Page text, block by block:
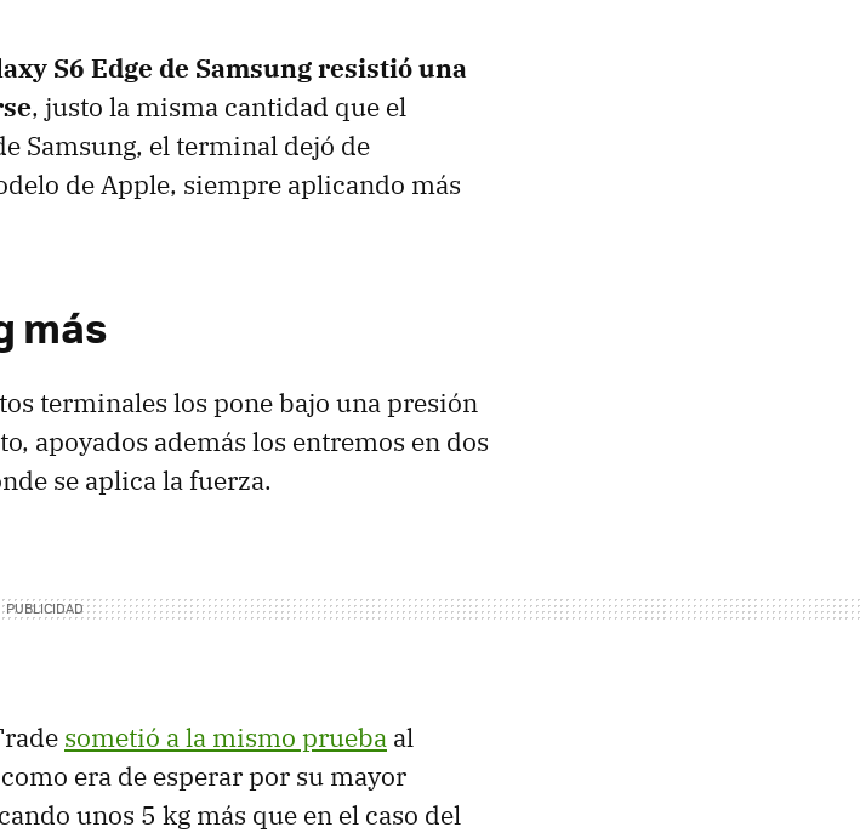
S6 Edge de Samsung resistió una
, justo la misma cantidad que el
Samsung, el terminal dejó de
de Apple, siempre aplicando más
más
terminales los pone bajo una presión
apoyados además los entremos en dos
se aplica la fuerza.
sometió a la mismo prueba al
era de esperar por su mayor
unos 5 kg más que en el caso del